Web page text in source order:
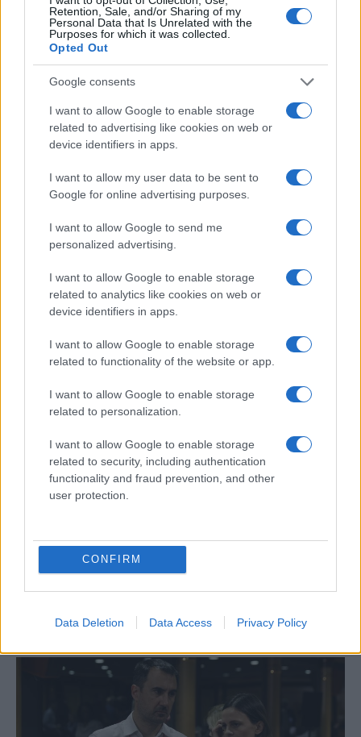
Retention, Sale, and/or Sharing of my
Personal Data that Is Unrelated with the
Purposes for which it was collected.
Opted Out
Google consents
I want to allow Google to enable storage
related to advertising like cookies on web or
device identifiers in apps.
I want to allow my user data to be sent to
Google for online advertising purposes.
I want to allow Google to send me
personalized advertising.
I want to allow Google to enable storage
related to analytics like cookies on web or
device identifiers in apps.
I want to allow Google to enable storage
related to functionality of the website or app.
I want to allow Google to enable storage
related to personalization.
I want to allow Google to enable storage
related to security, including authentication
functionality and fraud prevention, and other
user protection.
CONFIRM
Data Deletion Data Access Privacy Policy
Aπάντηση Γεραπετρίτη σε Χαρίτση:
Ανήκουστα τα περί εκκωφαντικής
σιωπής της κυβέρνησης για τη Γάζα
Χαρίτσης μίλησε για εκκωφαντική σιωπή και
απραξία της ελληνικής κυβέρνησης μπροστά
στη γενοκτονία
ΠΟΛΙΤΙΚΗ
17/05/2025 - 18:38
Συνάντηση Χαρίτση - Κωνσταντοπούλου
για τα Τέμπη
Η συνάντηση εντάσσεται στον κύκλο των
αντιπολίτευσης ενόψει της κατάθεσης
αιτήματος για σύσταση προανακριτικής
επιτροπής για τον πρώην Υπουργό, Κώστα